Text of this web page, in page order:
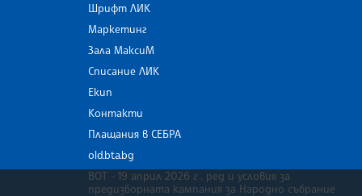
Шрифт ЛИК
Маркетинг
Зала МаксиМ
Списание ЛИК
Екип
Контакти
Плащания в СЕБРА
old.bta.bg
ВОТ - 19 април 2026 г . ред и условия за
предизборната кампания за Народно събрание